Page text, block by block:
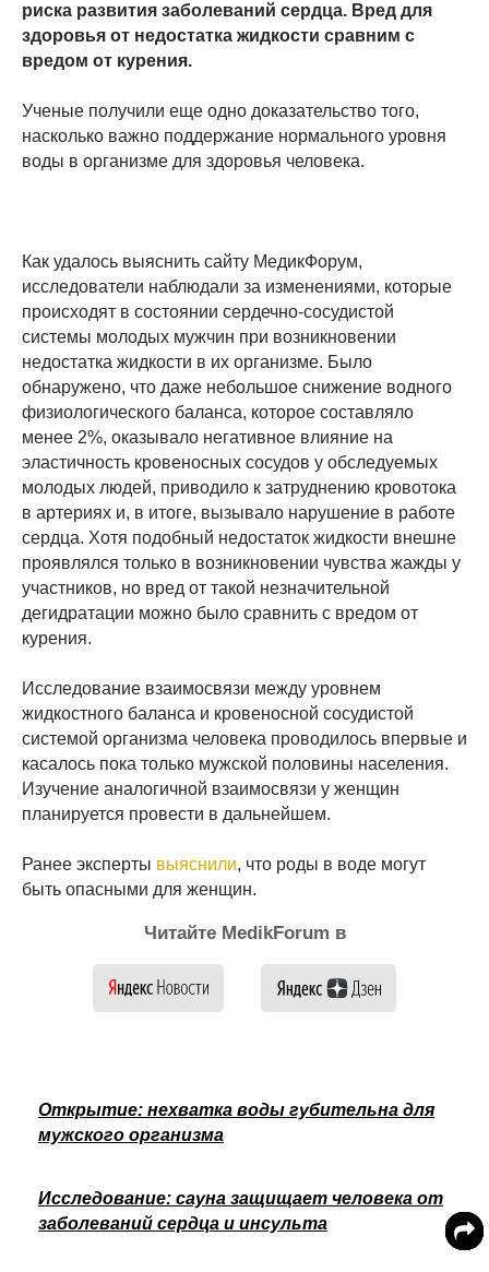
риска развития заболеваний сердца. Вред для
здоровья от недостатка жидкости сравним с
вредом от курения.
Ученые получили еще одно доказательство того,
насколько важно поддержание нормального уровня
воды в организме для здоровья человека.
Как удалось выяснить сайту МедикФорум,
исследователи наблюдали за изменениями, которые
происходят в состоянии сердечно-сосудистой
системы молодых мужчин при возникновении
недостатка жидкости в их организме. Было
обнаружено, что даже небольшое снижение водного
физиологического баланса, которое составляло
менее 2%, оказывало негативное влияние на
эластичность кровеносных сосудов у обследуемых
молодых людей, приводило к затруднению кровотока
в артериях и, в итоге, вызывало нарушение в работе
сердца. Хотя подобный недостаток жидкости внешне
проявлялся только в возникновении чувства жажды у
участников, но вред от такой незначительной
дегидратации можно было сравнить с вредом от
курения.
Исследование взаимосвязи между уровнем
жидкостного баланса и кровеносной сосудистой
системой организма человека проводилось впервые и
касалось пока только мужской половины населения.
Изучение аналогичной взаимосвязи у женщин
планируется провести в дальнейшем.
Ранее эксперты выяснили, что роды в воде могут
быть опасными для женщин.
Читайте MedikForum в
Открытие: нехватка воды губительна для
мужского организма
Исследование: сауна защищает человека от
заболеваний сердца и инсульта